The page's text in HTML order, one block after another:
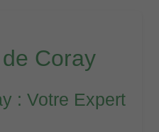
Coray
: Votre Expert